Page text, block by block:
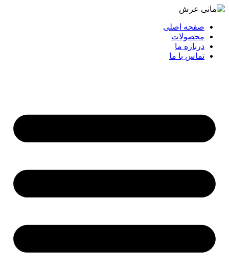
صفحه اصلی
محصولات
درباره ما
تماس با ما